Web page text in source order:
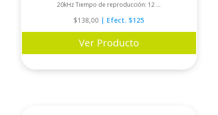
20kHz Tiempo de reproducción: 12 ...
$138,00 | Efect. $125
Ver Producto